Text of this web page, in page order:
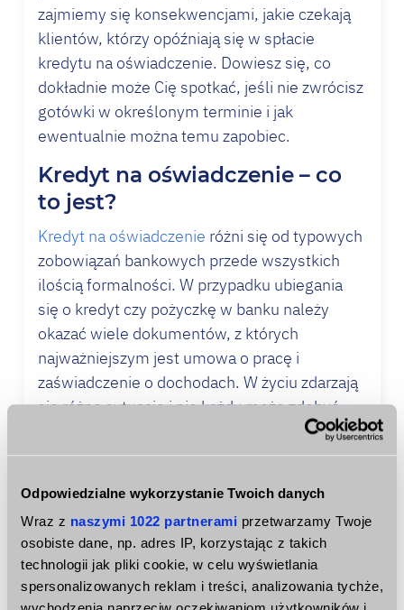
Odpowiedzialne wykorzystanie Twoich danych
Wraz z naszymi 1022 partnerami przetwarzamy Twoje
osobiste dane, np. adres IP, korzystając z takich
technologii jak pliki cookie, w celu wyświetlania
spersonalizowanych reklam i treści, analizowania tychże,
zajmiemy się konsekwencjami, jakie czekają
klientów, którzy opóźniają się w spłacie
kredytu na oświadczenie. Dowiesz się, co
dokładnie może Cię spotkać, jeśli nie zwrócisz
gotówki w określonym terminie i jak
ewentualnie można temu zapobiec.
Kredyt na oświadczenie – co
to jest?
Kredyt na oświadczenie różni się od typowych
zobowiązań bankowych przede wszystkich
ilością formalności. W przypadku ubiegania
się o kredyt czy pożyczkę w banku należy
okazać wiele dokumentów, z których
najważniejszym jest umowa o pracę i
zaświadczenie o dochodach. W życiu zdarzają
się różne sytuacje i nie każdy może zdobyć
takie dokumenty, dlatego właśnie powstał
kredytna oświadczenie o dochodach. Różnica
potwierdzenia o dochodzie i zatrudnieniu,
wypełnia jedno oświadczenie. Tam podaje
informacje na temat swoich zarobków i
miejsca pracy, a podpis na końcu jest
potwierdzeniem poprawności tych danych.